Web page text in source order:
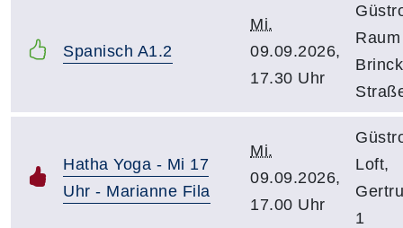
Spanisch A1.2
Mi.
09.09.2026,
17.30 Uhr
Hatha Yoga - Mi 17
Uhr - Marianne Fila
Mi.
09.09.2026,
17.00 Uhr
Loft,
1